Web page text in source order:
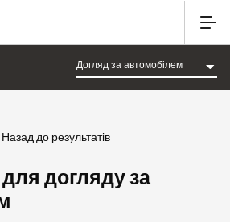
Назад до результатів
для догляду за